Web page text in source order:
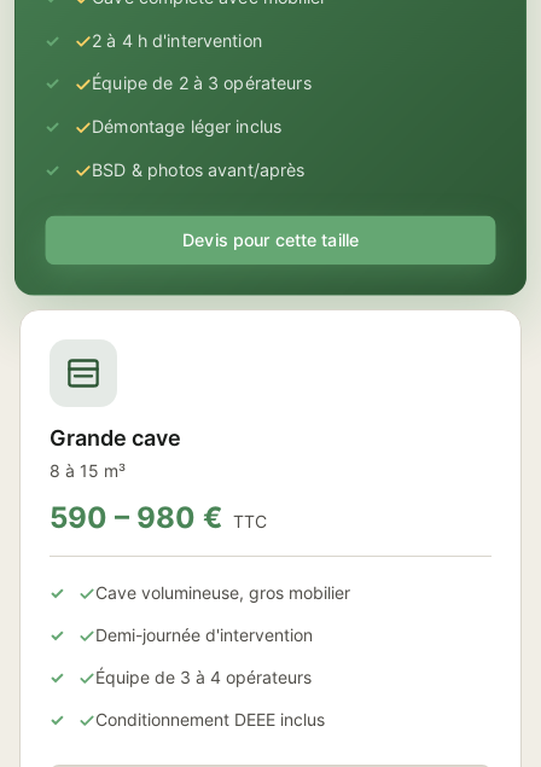
2 à 4 h d'intervention
Équipe de 2 à 3 opérateurs
Démontage léger inclus
BSD & photos avant/après
Devis pour cette taille
Grande cave
8 à 15 m³
590 – 980 € TTC
Cave volumineuse, gros mobilier
Demi-journée d'intervention
Équipe de 3 à 4 opérateurs
Conditionnement DEEE inclus